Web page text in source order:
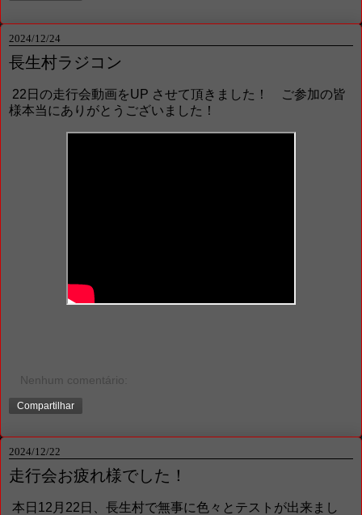
2024/12/24
長生村ラジコン
22日の走行会動画をUP させて頂きました！ ご参加の皆
様本当にありがとうございました！
Nenhum comentário:
Compartilhar
2024/12/22
走行会お疲れ様でした！
本日12月22日、長生村で無事に色々とテストが出来まし